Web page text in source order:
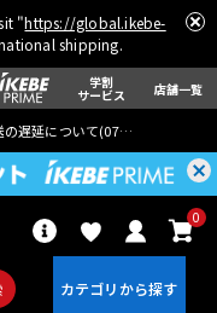
"https://global.ikebe-
shipping.
学割
サービス 店舗一覧
の遅延について(07月29日
0